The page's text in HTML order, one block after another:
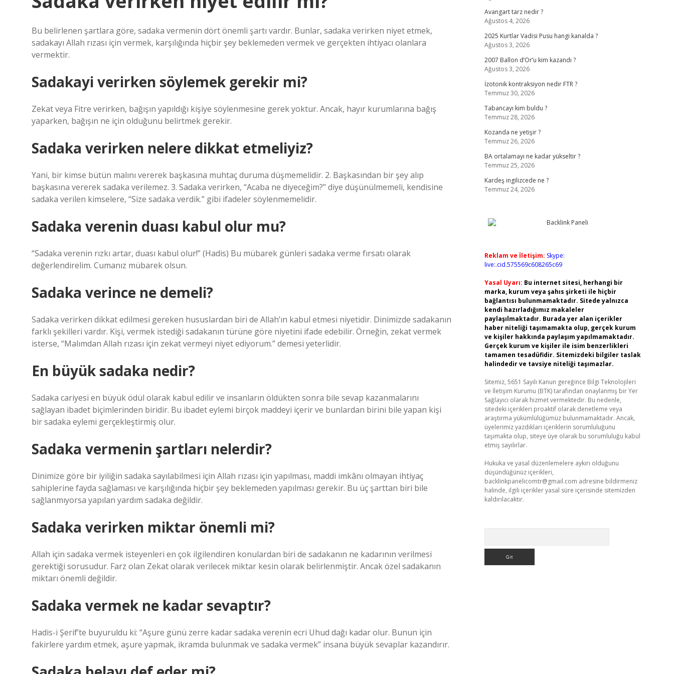
Bu belirlenen şartlara göre, sadaka vermenin dört önemli şartı vardır. Bunlar, sadaka verirken niyet etmek,
sadakayı Allah rızası için vermek, karşılığında hiçbir şey beklemeden vermek ve gerçekten ihtiyacı olanlara
vermektir.
Sadakayi verirken söylemek gerekir mi?
Zekat veya Fitre verirken, bağışın yapıldığı kişiye söylenmesine gerek yoktur. Ancak, hayır kurumlarına bağış
yaparken, bağışın ne için olduğunu belirtmek gerekir.
Sadaka verirken nelere dikkat etmeliyiz?
Yani, bir kimse bütün malını vererek başkasına muhtaç duruma düşmemelidir. 2. Başkasından bir şey alıp
başkasına vererek sadaka verilemez. 3. Sadaka verirken, “Acaba ne diyeceğim?” diye düşünülmemeli, kendisine
sadaka verilen kimselere, “Size sadaka verdik.” gibi ifadeler söylenmemelidir.
Sadaka verenin duası kabul olur mu?
“Sadaka verenin rızkı artar, duası kabul olur!” (Hadis) Bu mübarek günleri sadaka verme fırsatı olarak
değerlendirelim. Cumanız mübarek olsun.
Sadaka verince ne demeli?
Sadaka verirken dikkat edilmesi gereken hususlardan biri de Allah’ın kabul etmesi niyetidir. Dinimizde sadakanın
farklı şekilleri vardır. Kişi, vermek istediği sadakanın türüne göre niyetini ifade edebilir. Örneğin, zekat vermek
isterse, “Malımdan Allah rızası için zekat vermeyi niyet ediyorum.” demesi yeterlidir.
En büyük sadaka nedir?
Sadaka cariyesi en büyük ödül olarak kabul edilir ve insanların öldükten sonra bile sevap kazanmalarını
sağlayan ibadet biçimlerinden biridir. Bu ibadet eylemi birçok maddeyi içerir ve bunlardan birini bile yapan kişi
bir sadaka eylemi gerçekleştirmiş olur.
Sadaka vermenin şartları nelerdir?
Dinimize göre bir iyiliğin sadaka sayılabilmesi için Allah rızası için yapılması, maddi imkânı olmayan ihtiyaç
sahiplerine fayda sağlaması ve karşılığında hiçbir şey beklemeden yapılması gerekir. Bu üç şarttan biri bile
sağlanmıyorsa yapılan yardım sadaka değildir.
Sadaka verirken miktar önemli mi?
Allah için sadaka vermek isteyenleri en çok ilgilendiren konulardan biri de sadakanın ne kadarının verilmesi
gerektiği sorusudur. Farz olan Zekat olarak verilecek miktar kesin olarak belirlenmiştir. Ancak özel sadakanın
miktarı önemli değildir.
Sadaka vermek ne kadar sevaptır?
Hadis-i Şerif’te buyuruldu ki: “Aşure günü zerre kadar sadaka verenin ecri Uhud dağı kadar olur. Bunun için
fakirlere yardım etmek, aşure yapmak, ikramda bulunmak ve sadaka vermek” insana büyük sevaplar kazandırır.
Avangart tarz nedir ?
Ağustos 4, 2026
2025 Kurtlar Vadisi Pusu hangi kanalda ?
Ağustos 3, 2026
2007 Ballon d’Or’u kim kazandı ?
Ağustos 3, 2026
İzotonik kontraksiyon nedir FTR ?
Temmuz 30, 2026
Tabancayı kim buldu ?
Temmuz 28, 2026
Kozanda ne yetişir ?
Temmuz 26, 2026
BA ortalamayı ne kadar yükseltir ?
Temmuz 25, 2026
Kardeş ingilizcede ne ?
Temmuz 24, 2026
Reklam ve İletişim: Skype:
live:.cid.575569c608265c69
Yasal Uyarı: Bu internet sitesi, herhangi bir
marka, kurum veya şahıs şirketi ile hiçbir
bağlantısı bulunmamaktadır. Sitede yalnızca
kendi hazırladığımız makaleler
paylaşılmaktadır. Burada yer alan içerikler
haber niteliği taşımamakta olup, gerçek kurum
ve kişiler hakkında paylaşım yapılmamaktadır.
Gerçek kurum ve kişiler ile isim benzerlikleri
tamamen tesadüfidir. Sitemizdeki bilgiler taslak
halindedir ve tavsiye niteliği taşımazlar.
Sitemiz, 5651 Sayılı Kanun gereğince Bilgi Teknolojileri
ve İletişim Kurumu (BTK) tarafından onaylanmış bir Yer
Sağlayıcı olarak hizmet vermektedir. Bu nedenle,
sitedeki içerikleri proaktif olarak denetleme veya
araştırma yükümlülüğümüz bulunmamaktadır. Ancak,
üyelerimiz yazdıkları içeriklerin sorumluluğunu
taşımakta olup, siteye üye olarak bu sorumluluğu kabul
etmiş sayılırlar.
Hukuka ve yasal düzenlemelere aykırı olduğunu
düşündüğünüz içerikleri,
backlinkpanelicomtr@gmail.com adresine bildirmeniz
halinde, ilgili içerikler yasal süre içerisinde sitemizden
kaldırılacaktır.